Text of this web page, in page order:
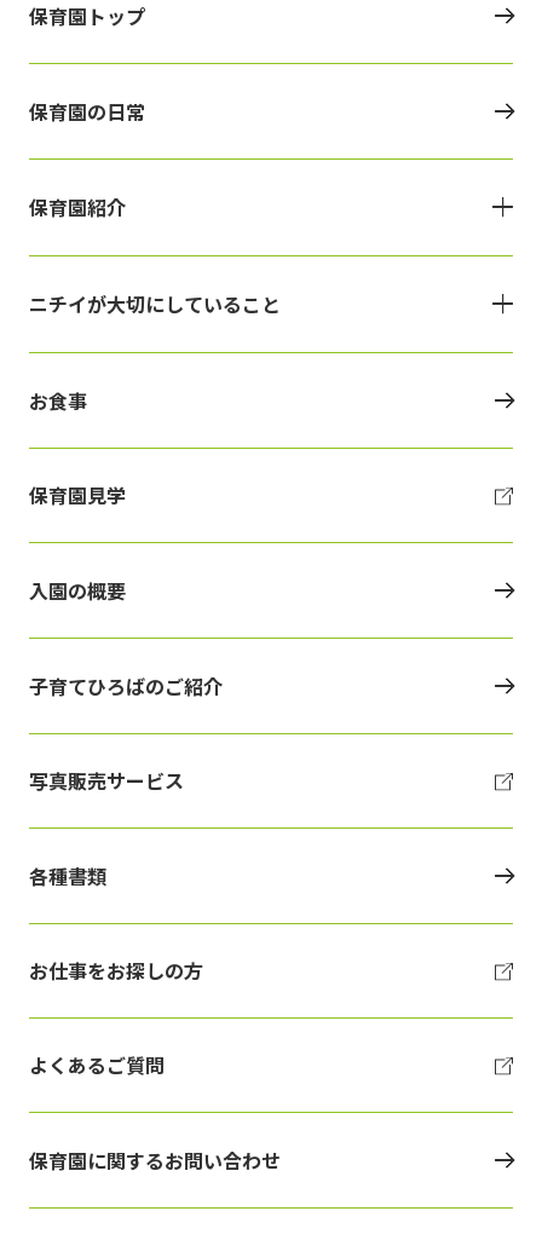
保育園トップ
保育園の日常
保育園紹介
ニチイが大切にしていること
お食事
保育園見学
入園の概要
子育てひろばのご紹介
写真販売サービス
各種書類
お仕事をお探しの方
よくあるご質問
保育園に関するお問い合わせ